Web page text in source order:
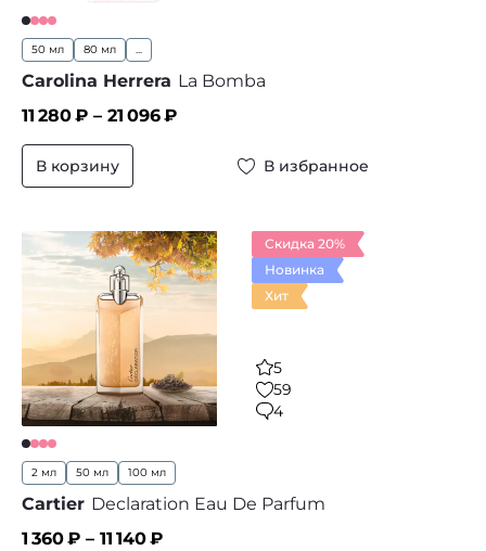
50 мл 80 мл ...
Carolina Herrera La Bomba
11 280₽ – 21 096₽
В корзину В избранное
Скидка 20%
Новинка
Хит
5
59
4
2 мл 50 мл 100 мл
Cartier Declaration Eau De Parfum
1 360₽ – 11 140₽